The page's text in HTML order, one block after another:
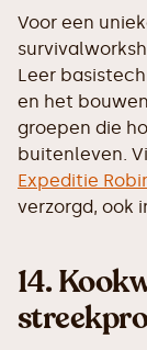
Voor een
Leer
en het
groepen die
buitenleven.
Expeditie
verzorgd, ook
14.